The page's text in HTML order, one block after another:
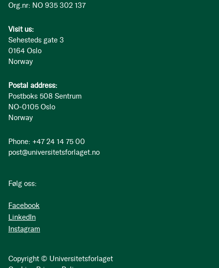
Org.nr: NO 935 302 137
Visit us:
Sehesteds gate 3
0164 Oslo
Norway
Postal address:
Postboks 508 Sentrum
NO-0105 Oslo
Norway
Phone: +47 24 14 75 00
post@universitetsforlaget.no
Følg oss:
Facebook
LinkedIn
Instagram
Copyright © Universitetsforlaget